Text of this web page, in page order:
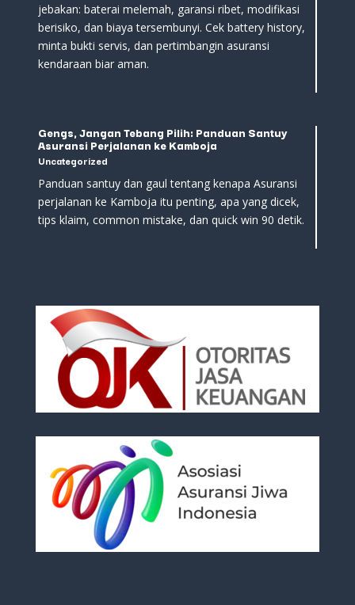
jebakan: baterai melemah, garansi ribet, modifikasi
berisiko, dan biaya tersembunyi. Cek battery history,
minta bukti servis, dan pertimbangin asuransi
kendaraan biar aman.
Gengs, Jangan Tebang Pilih: Panduan Santuy
Asuransi Perjalanan ke Kamboja
Uncategorized
Panduan santuy dan gaul tentang kenapa Asuransi
perjalanan ke Kamboja itu penting, apa yang dicek,
tips klaim, common mistake, dan quick win 90 detik.